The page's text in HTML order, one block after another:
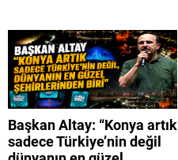
Başkan Altay: “Konya artık
sadece Türkiye’nin değil